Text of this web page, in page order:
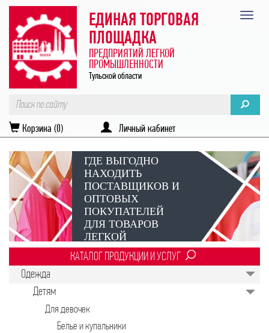
ЕДИНАЯ ТОРГОВАЯ
ПЛОЩАДКА
ПРЕДПРИЯТИЙ ЛЕГКОЙ
ПРОМЫШЛЕННОСТИ
Тульской области
Корзина (0) Личный кабинет
ГДЕ ВЫГОДНО
НАХОДИТЬ
ПОСТАВЩИКОВ И
ОПТОВЫХ
ПОКУПАТЕЛЕЙ
ДЛЯ ТОВАРОВ
ЛЕГКОЙ
ПРОМЫШЛЕННОСТИ?
Век онлайн-коммуникаций
Подобрать качественные изделия в
посредников, позволяет закупочная
КАТАЛОГ ПРОДУКЦИИ И УСЛУГ
Одежда
Детям
Для девочек
Белье и купальники